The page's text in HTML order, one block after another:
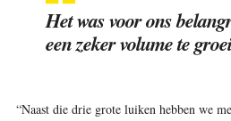
Het was voor ons
een zeker volume te
“Naast die drie grote luiken hebben we